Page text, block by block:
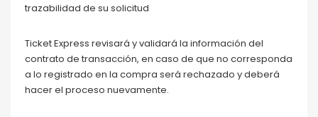
trazabilidad de su solicitud
Ticket Express revisará y validará la información del
contrato de transacción, en caso de que no corresponda
a lo registrado en la compra será rechazado y deberá
hacer el proceso nuevamente.